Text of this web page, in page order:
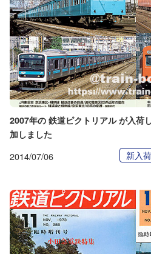
2007年の 鉄道ピクトリアル が入荷
加しました
2014/07/06 新入